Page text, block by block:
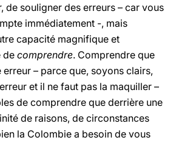
de souligner des erreurs – car vous
immédiatement -, mais
capacité magnifique et
de comprendre. Comprendre que
erreur – parce que, soyons clairs,
et il ne faut pas la maquiller –
de comprendre que derrière une
de raisons, de circonstances
la Colombie a besoin de vous